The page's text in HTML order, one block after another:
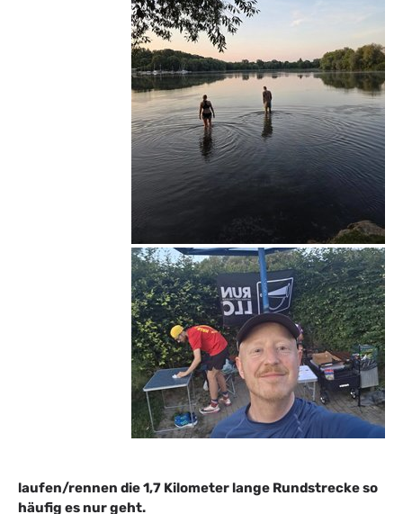
laufen/rennen die 1,7 Kilometer lange Rundstrecke so
häufig es nur geht.